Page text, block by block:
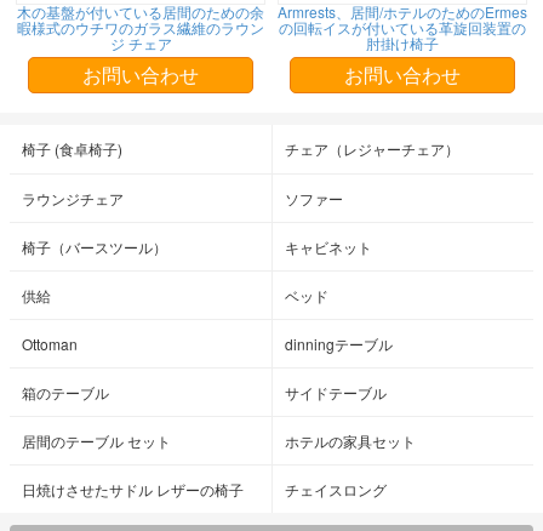
木の基盤が付いている居間のための余
暇様式のウチワのガラス繊維のラウン
ジ チェア
お問い合わせ
Armrests、居間/ホテルのためのErmes
の回転イスが付いている革旋回装置の
肘掛け椅子
お問い合わせ
椅子 (食卓椅子) チェア（レジャーチェア）
ラウンジチェア ソファー
椅子（バースツール） キャビネット
供給 ベッド
Ottoman dinningテーブル
箱のテーブル サイドテーブル
居間のテーブル セット ホテルの家具セット
日焼けさせたサドル レザーの椅子 チェイスロング